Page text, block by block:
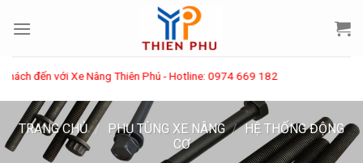
đến với Xe Nâng Thiên Phú - Hotline: 0974 669 182
TRANG CHỦ / PHỤ TÙNG XE NÂNG / HỆ THỐNG ĐỘNG
CƠ